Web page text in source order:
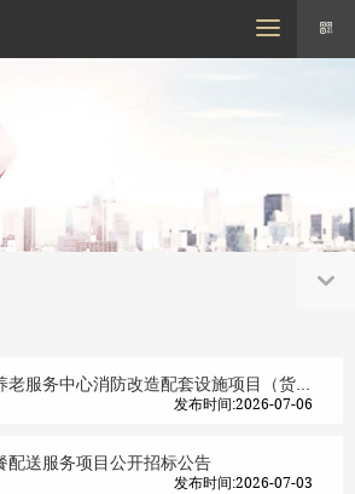
MENU
揭西县金和镇综合养老服务中心消防改造配套设施项目（货物一）招标公告
发布时间:2026-07-06
配送服务项目公开招标公告
发布时间:2026-07-03